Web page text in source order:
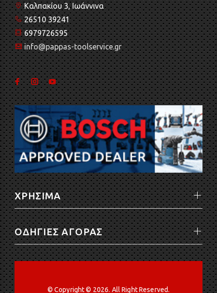
Καλπακίου 3, Ιωάννινα
26510 39241
6979726595
info@pappas-toolservice.gr
ΧΡΗΣΙΜΑ
ΟΔΗΓΙΕΣ ΑΓΟΡΑΣ
© Copyright © 2026. All Right Reserved.